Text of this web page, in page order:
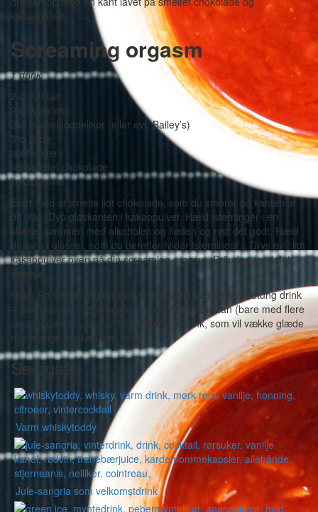
kakaopulver.
Screaming orgasm
1 drink
2 cl Kahlua
2 cl Amaretto
2 cl hasselnøddelikør (eller evt. Bailey’s)
3 cl fløde
isterninger
lidt smeltet chokolade
kakaopulver
Start med at smelte lidt chokolade, som du smører på kanten af
dit glas. Dyp glaskanten i kakaopulver. Hæld isterninger i en
shaker sammen med alkoholen og fløden og ryst det godt. Hæld
drinken i glasset, som du derefter fylder isterninger i. Drys evt. lidt
kakaopulver oven på din screaming orgasm. Drik den med det
samme.
Note: En screaming orgasm er en uartig sød og kalorietung drink
– nærmest en intens udgave af en White Russian (bare med flere
smagsnuancer). Det er helt sikkert en drink, som vil vække glæde
hos mange med en sød tand.
Se også:
Varm whiskytoddy
Jule-sangria som velkomstdrink